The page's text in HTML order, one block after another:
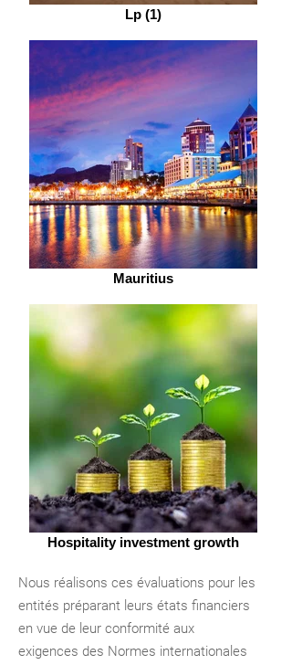
Lp (1)
Mauritius
Hospitality investment growth
Nous réalisons ces évaluations pour les
entités préparant leurs états financiers
en vue de leur conformité aux
exigences des Normes internationales